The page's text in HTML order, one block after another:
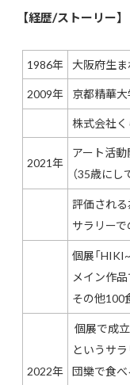
【経歴/ストーリー】
1986年 大阪府生
2009年 京都精華
株式会社
2021年
アート活
（35歳にし
評価され
サラリー
個展「
メイン作
その他100
2022年
個展で成
という サ
団欒で食べ